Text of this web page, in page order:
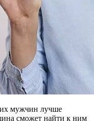
мужчин лучше
сможет найти к ним